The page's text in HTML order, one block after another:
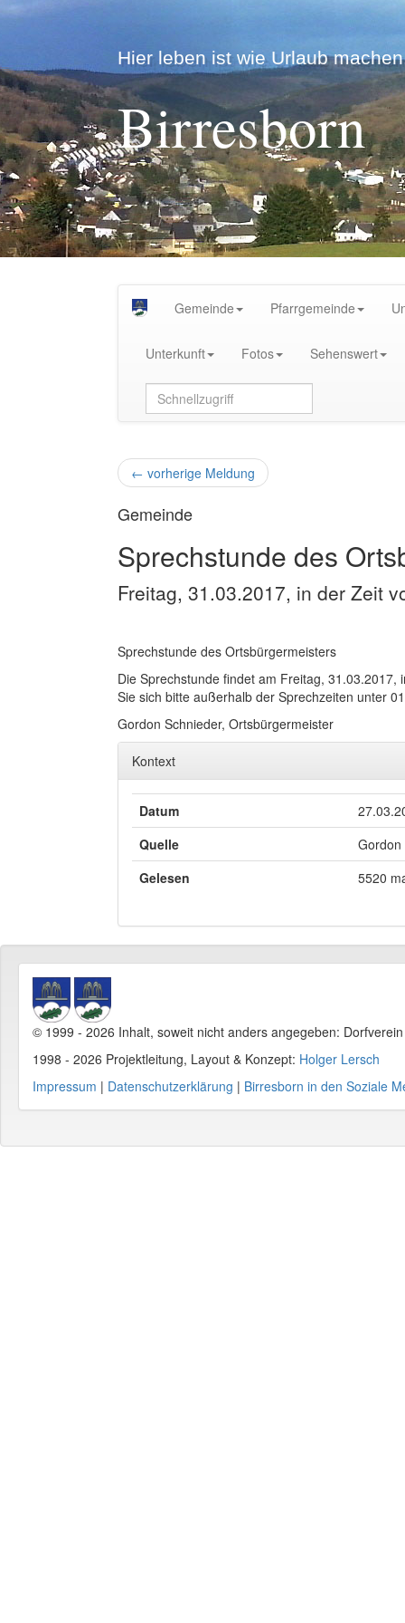
Hier leben ist wie Urlaub
Birresborn
Gemeinde Pfarrgemeinde
Unterkunft Fotos Sehenswert
← vorherige Meldung
Gemeinde
Sprechstunde des
Freitag, 31.03.2017, in der Zeit
Sprechstunde des Ortsbürgermeisters
Die Sprechstunde findet am Freitag,
Sie sich bitte außerhalb der Sprechzeiten unter
Gordon Schnieder, Ortsbürgermeister
Kontext
Datum
Quelle
Gordon
Gelesen
5520
© 1999 - 2026 Inhalt, soweit nicht anders angegeben:
1998 - 2026 Projektleitung, Layout & Konzept: Holger Lersch
Impressum | Datenschutzerklärung | Birresborn in den Soziale